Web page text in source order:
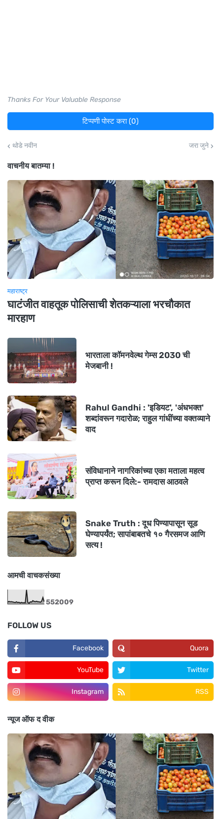
Thanks For Your Valuable Response
टिप्पणी पोस्ट करा (0)
थोडे नवीन जरा जुने
वाचनीय बातम्या !
महाराष्ट्र
घाटंजीत वाहतूक पोलिसाची शेतकऱ्याला भरचौकात
मारहाण
भारताला कॉमनवेल्थ गेम्स 2030 ची
मेजबानी !
Rahul Gandhi : 'इडियट', 'अंधभक्त'
शब्दांवरून गदारोळ; राहुल गांधींच्या वक्तव्याने
वाद
संविधानाने नागरिकांच्या एका मताला महत्व
प्राप्त करून दिले:- रामदास आठवले
Snake Truth : दूध पिण्यापासून सूड
घेण्यापर्यंत; सापांबाबतचे १० गैरसमज आणि
सत्य !
आमची वाचकसंख्या
552009
FOLLOW US
Facebook Quora
YouTube Twitter
Instagram RSS
न्यूज ऑफ द वीक